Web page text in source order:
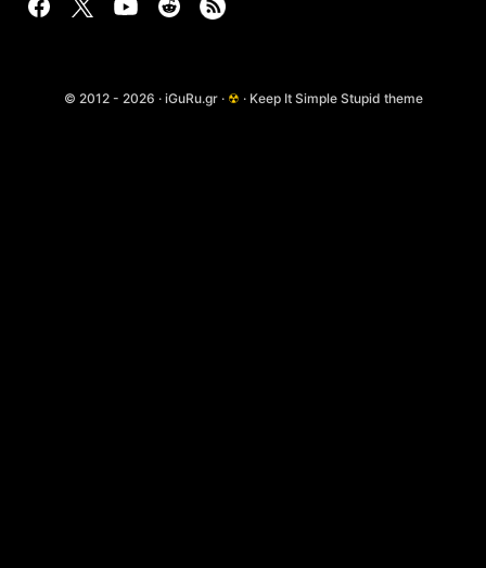
© 2012 - 2026 · iGuRu.gr · ☢ · Keep It Simple Stupid theme